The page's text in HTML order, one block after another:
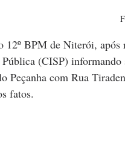
12º BPM de Niterói,
Pública (CISP)
Peçanha com Rua
fatos.